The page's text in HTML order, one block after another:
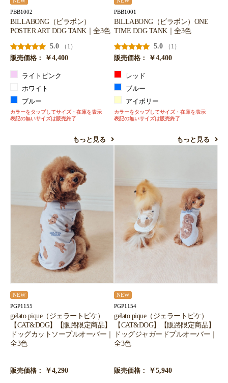
PBB1002
BILLABONG（ビラボン）
POSTER ART DOG TANK｜全3色
5.0
（1）
販売価格：
￥4,400
ライトピンク
ホワイト
ブルー
カラーをタップしてサイズ・在庫を表示
表記の無いサイズは販売終了
もっと見る
PBB1001
BILLABONG（ビラボン）ONE
TIME DOG TANK｜全3色
5.0
（1）
販売価格：
￥4,400
レッド
ブルー
アイボリー
カラーをタップしてサイズ・在庫を表示
表記の無いサイズは販売終了
もっと見る
NEW
PGP1155
gelato pique（ジェラートピケ）
【CAT&DOG】【販路限定商品】
ドッグカットソープルオーバー｜
全3色
販売価格： ￥4,290
NEW
PGP1154
gelato pique（ジェラートピケ）
【CAT&DOG】【販路限定商品】
ドッグジャガードプルオーバー｜
全3色
販売価格： ￥5,940
カートへ進む